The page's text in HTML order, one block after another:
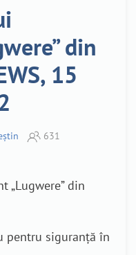
din
15
631
„Lugwere” din
pentru siguranță în